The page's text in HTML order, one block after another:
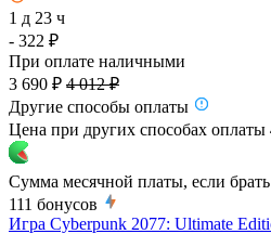
1 д 23 ч
- 322 ₽
При оплате наличными
3 690 ₽ 4 012 ₽
Другие способы оплаты
Цена при других способах оплаты
Сумма месячной платы, если
111 бонусов
Игра Cyberpunk 2077: Ultimate